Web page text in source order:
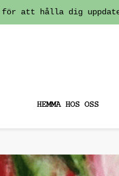
för att hålla dig
HEMMA HOS OSS